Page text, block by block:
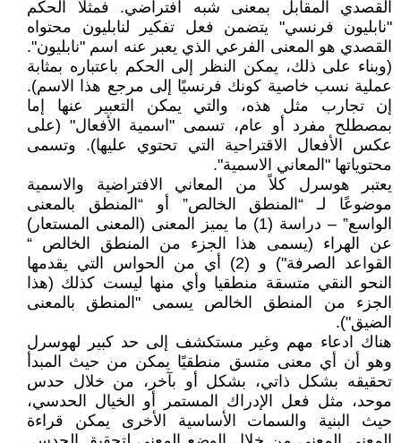
القصدي المقابل بمعنى شبه افتراضي. فمثلاً الحكم
"نابليون فرنسي" يتضمن فعل تفكير لنابليون محتواه
القصدي هو المعنى الفرعي الذي يعبر عنه اسم "نابليون".
(وبناء على ذلك، يمكن النظر إلى الحكم باعتباره بمثابة
عملية نسب خاصية كونك فرنسيًا إلى مرجع هذا الاسم).
إن تجارب مثل هذه، والتي يمكن التعبير عنها إما
بمصطلح مفرد أو عام، تسمى "اسمية الأفعال" (على
عكس الأفعال الاقتراحية التي تحتوي عليها). وتسمى
محتوياتها "المعاني الاسمية".
يعتبر هوسرل كلاً من المعاني الافتراضية والاسمية
موضوعًا لـ “المنطق الخالص” أو “المنطق بالمعنى
الواسع” – دراسة (1) ما يميز المعنى (المعنى المستعار)
عن الهراء (يسمى هذا الجزء من المنطق الخالص “
القواعد الصرفة") و (2) أي من الحواس التي يقدمها
النحو النقي متسقة منطقيا وأي منها ليست كذلك (هذا
الجزء من المنطق الخالص يسمى "المنطق بالمعنى
الضيق").
هناك ادعاء مهم وغير مستكشف إلى حد كبير لهوسرل
وهو أن أي معنى متسق منطقيًا يمكن من حيث المبدأ
تحقيقه بشكل ذاتي، بشكل أو بآخر، من خلال حدس
موحد، مثل فعل الإدراك المستمر أو الخيال الحدسي،
حيث البنية والسمات الأساسية الأخرى يمكن قراءة